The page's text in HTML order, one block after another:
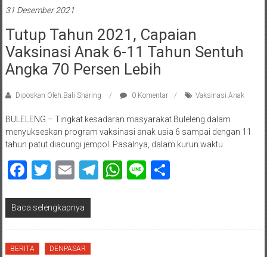
31 Desember 2021
Tutup Tahun 2021, Capaian
Vaksinasi Anak 6-11 Tahun Sentuh
Angka 70 Persen Lebih
Diposkan Oleh:Bali Sharing 0 Komentar Vaksinasi Anak
BULELENG – Tingkat kesadaran masyarakat Buleleng dalam
menyukseskan program vaksinasi anak usia 6 sampai dengan 11
tahun patut diacungi jempol. Pasalnya, dalam kurun waktu
Facebook
Twitter
EmailTelegram
WhatsApp
LineShare
Baca selengkapnya
BERITA DENPASAR